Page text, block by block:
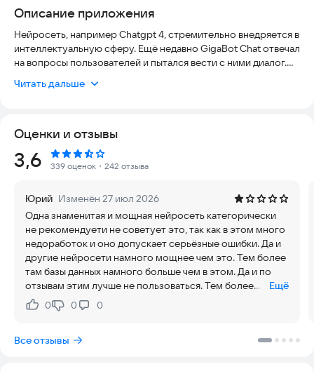
Описание приложения
Нейросеть, например Chatgpt 4, стремительно внедряется в
интеллектуальную сферу. Ещё недавно GigaBot Chat отвечал
на вопросы пользователей и пытался вести с ними диалог.
которым пользуются журналисты, копирайтеры, дизайнеры,
источник идей, искусственный интеллект, который может
написать код, составить письмо или рецепт блюда.
На что способен GigaBot Chat AI Assistant App?
Это приложение может выполнять множество задач:
• Отвечать на заданные вопросы. GigaBot Chat способен
рассуждать практически на любые темы. Исключение для
chat bot – провокационный, потенциально опасный и
запрещенный контент.
• Вести полноценный диалог с пользователем.
• Писать коды и школьные эссе. Это помощник школьникам,
работникам и просто приятный собеседник.
• Создавать изображения. В основе GigaBot – алгоритм
Kandinsky 2.1.
экспериментов со звуком и повышение качества ответов на
Читать дальше
Оценки и отзывы
Рейтинг:
3,6 339 оценок ・242 отзыва
Юрий Изменён 27 июл 2026
Одна знаменитая и мощная нейросеть категорически
не рекомендуети не советует это, так как в этом много
недоработок и оно допускает серьёзные ошибки. Да и
другие нейросети намного мощнее чем это. Тем более
там базы данных намного больше чем в этом. Да и по
отзывам этим лучше не пользоваться. Тем более
бесплатно только 5 каких то кредитов. Лучше буду
пользоваться бесплатными чем этим мусором.
Ещё
Нравится:
0Не нравится:
0 0
Все отзывы